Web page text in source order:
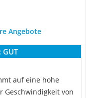
Angebote
GUT
auf eine hohe
Geschwindigkeit von